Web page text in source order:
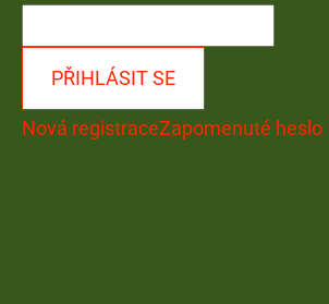
PŘIHLÁSIT SE
Nová registraceZapomenuté heslo